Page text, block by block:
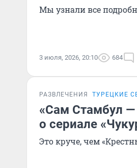
Мы узнали все
3 июля, 2026, 20:10 684
РАЗВЛЕЧЕНИЯ ТУРЕЦКИЕ
«Сам Стамбул
о сериале
Это круче, чем